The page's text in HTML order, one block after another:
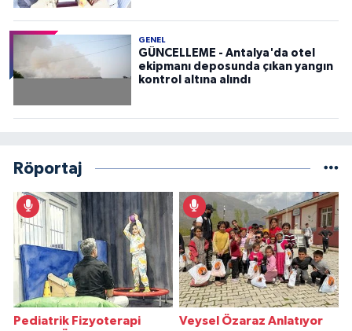
GENEL
GÜNCELLEME - Antalya'da otel
ekipmanı deposunda çıkan yangın
kontrol altına alındı
Röportaj
Pediatrik Fizyoterapi
Veysel Özaraz Anlatıyor